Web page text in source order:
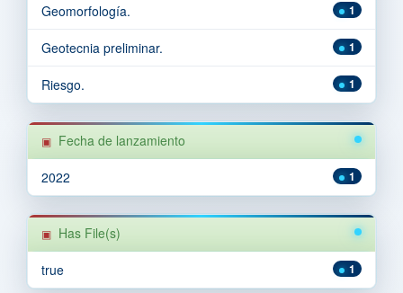
1
Geomorfología.
1
Geotecnia preliminar.
1
Riesgo.
Fecha de lanzamiento
1
2022
Has File(s)
1
true